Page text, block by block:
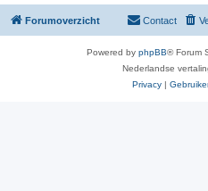
Forumoverzicht Contact
Powered by phpBB® Forum
Nederlandse
Privacy |